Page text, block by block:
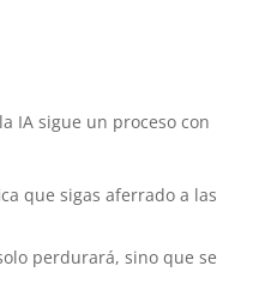
IA sigue un proceso con
que sigas aferrado a las
perdurará, sino que se